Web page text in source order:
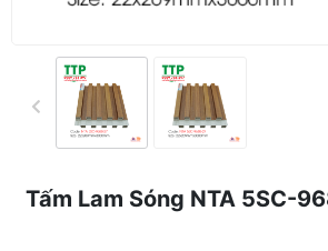
Tấm Lam Sóng NTA 5SC-